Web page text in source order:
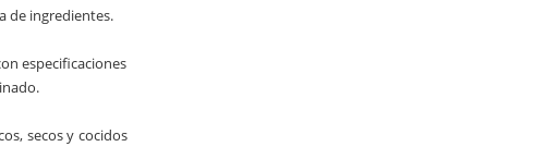
de ingredientes.
especificaciones
secos y cocidos